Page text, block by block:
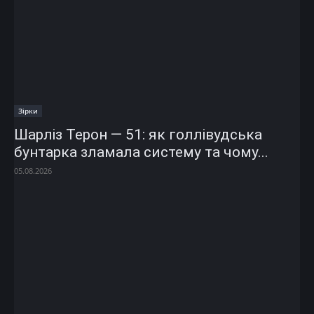
Зірки
Шарліз Терон — 51: як голлівудська
бунтарка зламала систему та чому...
05.08.2026